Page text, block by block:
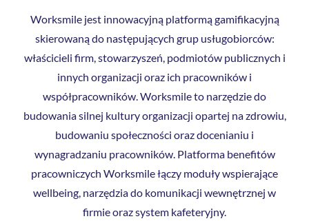
Worksmile jest innowacyjną platformą gamifikacyjną
skierowaną do następujących grup usługobiorców:
właścicieli firm, stowarzyszeń, podmiotów publicznych i
innych organizacji oraz ich pracowników i
współpracowników. Worksmile to narzędzie do
budowania silnej kultury organizacji opartej na zdrowiu,
budowaniu społeczności oraz docenianiu i
wynagradzaniu pracowników. Platforma benefitów
pracowniczych Worksmile łączy moduły wspierające
wellbeing, narzędzia do komunikacji wewnętrznej w
firmie oraz system kafeteryjny.